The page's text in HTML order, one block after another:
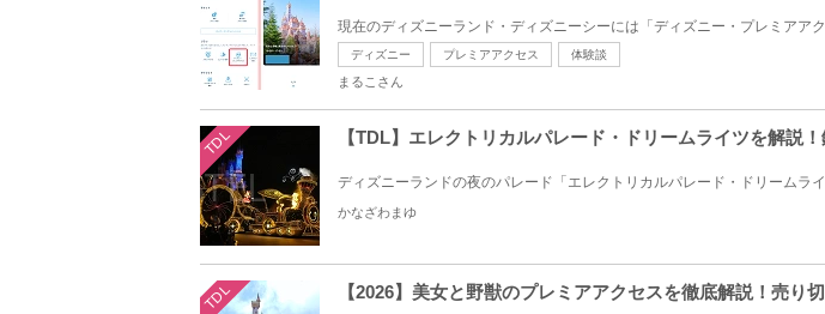
現在のディズニーランド・ディズニーシーには「ディズニー・プレミアア
ディズニー プレミアアクセス 体験談
まるこさん
TDL 【TDL】エレクトリカルパレード・ドリームライツを解説
ディズニーランドの夜のパレード「エレクトリカルパレード・ドリームラ
かなざわまゆ
TDL 【2026】美女と野獣のプレミアアクセスを徹底解説！売り